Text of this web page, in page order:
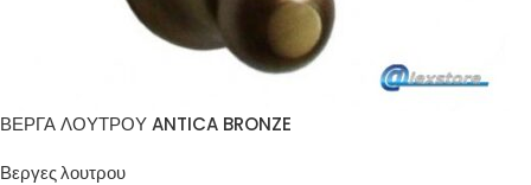
ΒΕΡΓΑ ΛΟΥΤΡΟΥ ANTICA BRONZE
Βεργες λουτρου